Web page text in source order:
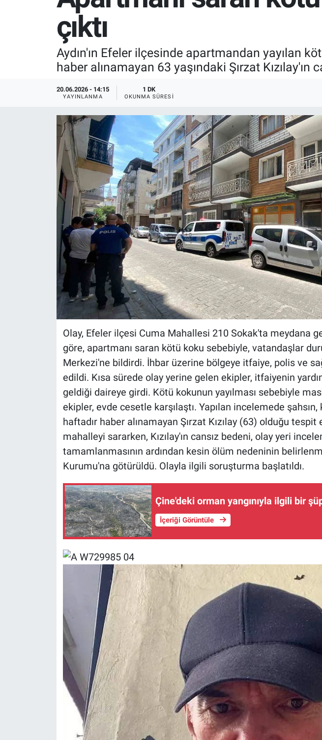
çıktı
Aydın'ın Efeler ilçesinde apartmandan yayılan
haber alınamayan 63 yaşındaki Şırzat Kızılay'ın
20.06.2026 - 14:15
YAYINLANMA
1 DK
OKUNMA SÜRESI
Olay, Efeler ilçesi Cuma Mahallesi 210 Sokak'ta meydana
göre, apartmanı saran kötü koku sebebiyle, vatandaşlar
Merkezi'ne bildirdi. İhbar üzerine bölgeye itfaiye, polis ve
edildi. Kısa sürede olay yerine gelen ekipler, itfaiyenin
geldiği daireye girdi. Kötü kokunun yayılması sebebiyle
ekipler, evde cesetle karşılaştı. Yapılan incelemede
haftadır haber alınamayan Şırzat Kızılay (63) olduğu
mahalleyi sararken, Kızılay'ın cansız bedeni, olay yeri
tamamlanmasının ardından kesin ölüm nedeninin
Kurumu'na götürüldü. Olayla ilgili soruşturma başlatıldı.
Çine'deki orman yangınıyla ilgili bir
İçeriği Görüntüle
RESMİ İLANLAR